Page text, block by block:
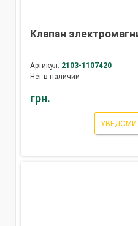
Клапан
Артикул: 2103-1107420
Нет в наличии
грн.